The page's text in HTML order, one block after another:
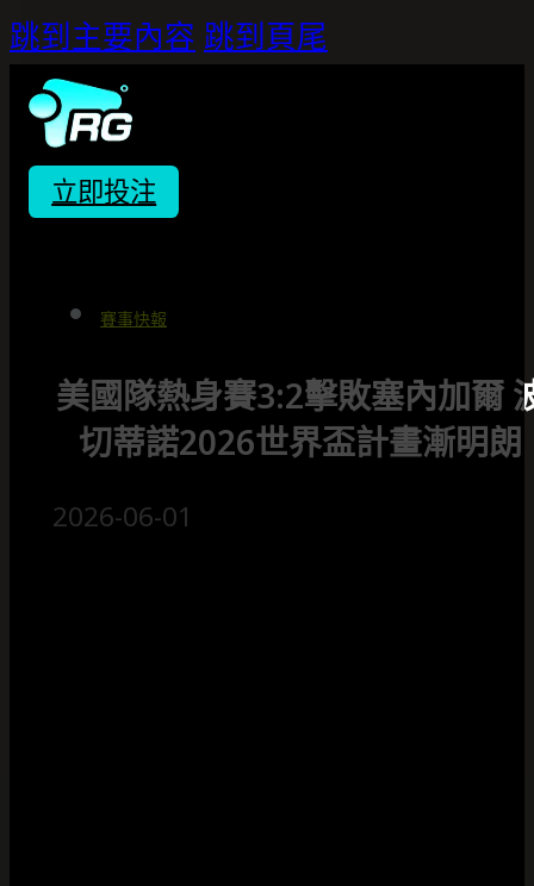
跳到主要內容 跳到頁尾
立即投注
賽事快報
美國隊熱身賽3:2擊敗塞內加爾
切蒂諾2026世界盃計畫漸明朗
2026-06-01